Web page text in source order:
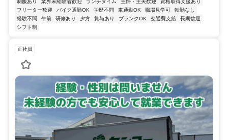
制服あり 業界未経験者歓迎 ランチタイム 主婦・主夫歓迎
資格取得支援あり
フリーター歓迎
バイク通勤OK 学歴不問 車通勤OK 職場見学可
転勤なし
経験不問
午前 研修あり 夕方 賞与あり ブランクOK 交通費支給
長期歓迎
シフト制
正社員